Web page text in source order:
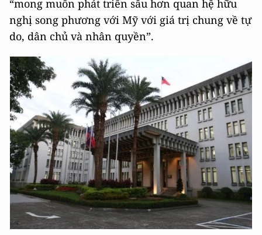
“mong muốn phát triển sâu hơn quan hệ hữu
nghị song phương với Mỹ với giá trị chung về tự
do, dân chủ và nhân quyền”.